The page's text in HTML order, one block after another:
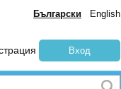
Български English
Вход